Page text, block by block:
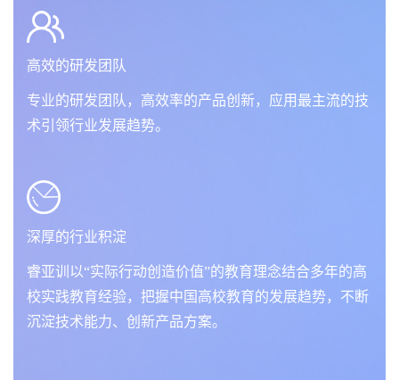
高效的研发团队
专业的研发团队，高效率的产品创新，应用最主流的技
术引领行业发展趋势。
深厚的行业积淀
睿亚训以“实际行动创造价值”的教育理念结合多年的高
校实践教育经验，把握中国高校教育的发展趋势，不断
沉淀技术能力、创新产品方案。